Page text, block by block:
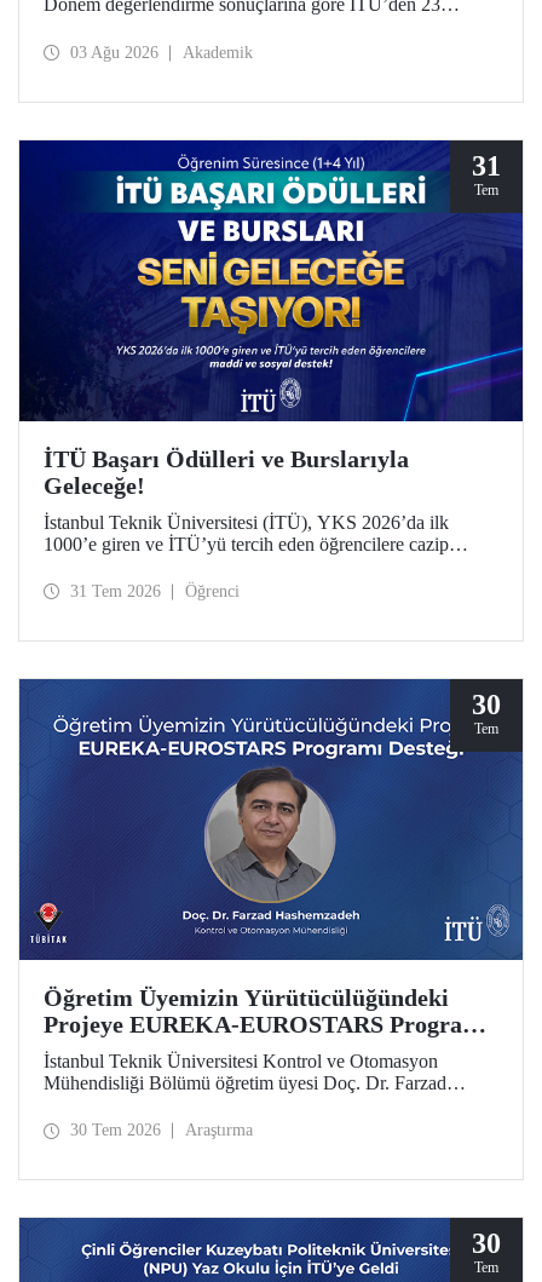
Dönem değerlendirme sonuçlarına göre İTÜ’den 23
03 Ağu 2026 Akademik
31
Tem
İTÜ Başarı Ödülleri ve Burslarıyla
Geleceğe!
İstanbul Teknik Üniversitesi (İTÜ), YKS 2026’da ilk
1000’e giren ve İTÜ’yü tercih eden öğrencilere cazip
31 Tem 2026 Öğrenci
30
Tem
Öğretim Üyemizin Yürütücülüğündeki
Projeye EUREKA-EUROSTARS Programı
Desteği
İstanbul Teknik Üniversitesi Kontrol ve Otomasyon
Mühendisliği Bölümü öğretim üyesi Doç. Dr. Farzad
Driven Resilient Power Systems: Revolutionizing Energy
30 Tem 2026 Araştırma
30
Tem